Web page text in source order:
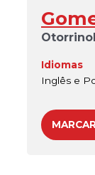
Idiomas
Inglês e